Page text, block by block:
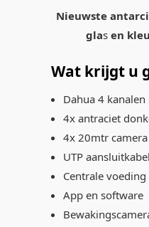
Nieuwste
glas en
Wat krijgt u
Dahua 4
4x antraciet
4x 20mtr
UTP aansluitkabel
Centrale voeding
App en software